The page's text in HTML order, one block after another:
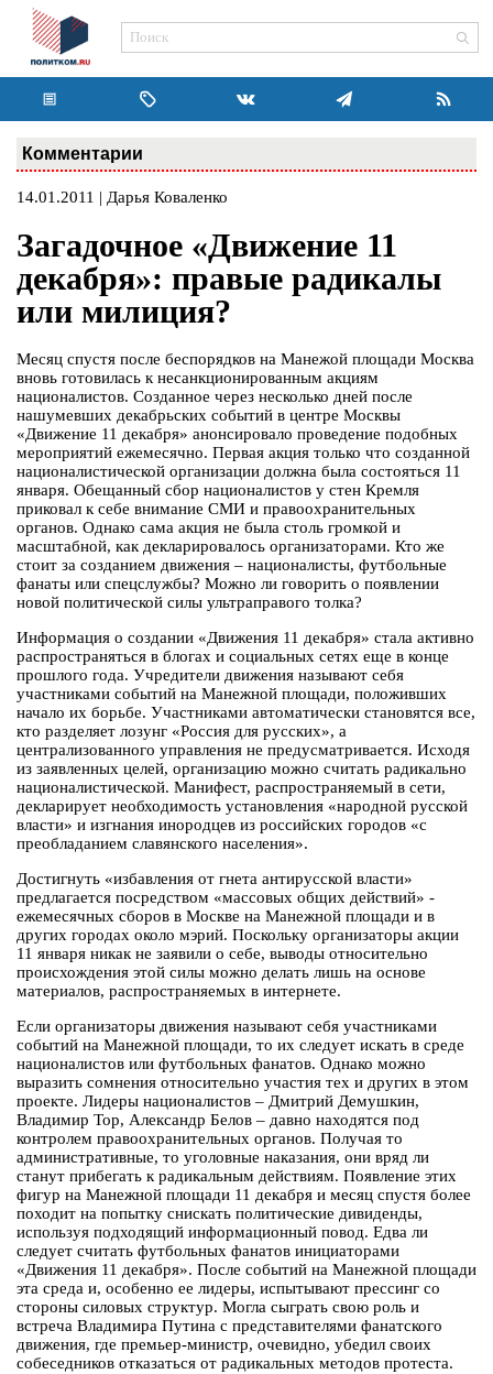
Комментарии
14.01.2011 | Дарья Коваленко
Загадочное «Движение 11
декабря»: правые радикалы
или милиция?
Месяц спустя после беспорядков на Манежой площади Москва
вновь готовилась к несанкционированным акциям
националистов. Созданное через несколько дней после
нашумевших декабрьских событий в центре Москвы
«Движение 11 декабря» анонсировало проведение подобных
мероприятий ежемесячно. Первая акция только что созданной
националистической организации должна была состояться 11
января. Обещанный сбор националистов у стен Кремля
приковал к себе внимание СМИ и правоохранительных
органов. Однако сама акция не была столь громкой и
масштабной, как декларировалось организаторами. Кто же
стоит за созданием движения – националисты, футбольные
фанаты или спецслужбы? Можно ли говорить о появлении
новой политической силы ультраправого толка?
Информация о создании «Движения 11 декабря» стала активно
распространяться в блогах и социальных сетях еще в конце
прошлого года. Учредители движения называют себя
участниками событий на Манежной площади, положивших
начало их борьбе. Участниками автоматически становятся все,
кто разделяет лозунг «Россия для русских», а
централизованного управления не предусматривается. Исходя
из заявленных целей, организацию можно считать радикально
националистической. Манифест, распространяемый в сети,
декларирует необходимость установления «народной русской
власти» и изгнания инородцев из российских городов «с
преобладанием славянского населения».
Достигнуть «избавления от гнета антирусской власти»
предлагается посредством «массовых общих действий» -
ежемесячных сборов в Москве на Манежной площади и в
других городах около мэрий. Поскольку организаторы акции
11 января никак не заявили о себе, выводы относительно
происхождения этой силы можно делать лишь на основе
материалов, распространяемых в интернете.
Если организаторы движения называют себя участниками
событий на Манежной площади, то их следует искать в среде
националистов или футбольных фанатов. Однако можно
выразить сомнения относительно участия тех и других в этом
проекте. Лидеры националистов – Дмитрий Демушкин,
Владимир Тор, Александр Белов – давно находятся под
контролем правоохранительных органов. Получая то
административные, то уголовные наказания, они вряд ли
станут прибегать к радикальным действиям. Появление этих
фигур на Манежной площади 11 декабря и месяц спустя более
походит на попытку снискать политические дивиденды,
используя подходящий информационный повод. Едва ли
следует считать футбольных фанатов инициаторами
«Движения 11 декабря». После событий на Манежной площади
эта среда и, особенно ее лидеры, испытывают прессинг со
стороны силовых структур. Могла сыграть свою роль и
встреча Владимира Путина с представителями фанатского
движения, где премьер-министр, очевидно, убедил своих
собеседников отказаться от радикальных методов протеста.